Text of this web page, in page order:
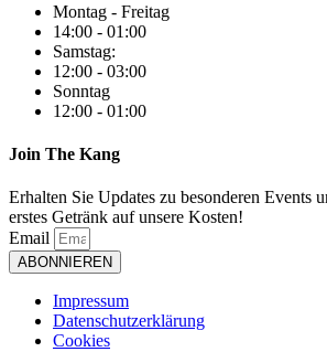
Montag - Freitag
14:00 - 01:00
Samstag:
12:00 - 03:00
Sonntag
12:00 - 01:00
Join The Kang
Erhalten Sie Updates zu besonderen Events
erstes Getränk auf unsere Kosten!
Email
ABONNIEREN
Impressum
Datenschutzerklärung
Cookies